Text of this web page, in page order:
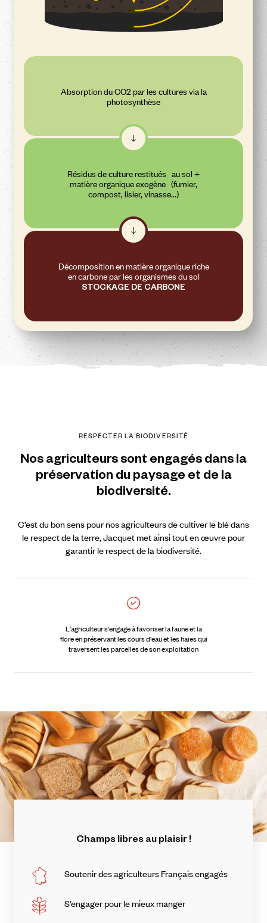
Absorption du CO2 par les cultures via la
photosynthèse
Résidus de culture restitués au sol +
matière organique exogène (fumier,
compost, lisier, vinasse...)
Décomposition en matière organique riche
en carbone par les organismes du sol
STOCKAGE DE CARBONE
RESPECTER LA BIODIVERSITÉ
Nosagriculteurssont engagésdansla
préservation du paysage et de la
biodiversité.
C’est du bon sens pour nos agriculteurs de cultiver le blé dans
le respect de la terre, Jacquet met ainsi tout en œuvre pour
garantir le respect de la biodiversité.
L'agriculteur s'engage à favoriser la faune et la
flore en préservant les cours d'eau et les haies qui
traversent les parcelles de son exploitation
Champs libres au plaisir !
Soutenir des agriculteurs Français engagés
S’engager pour le mieux manger